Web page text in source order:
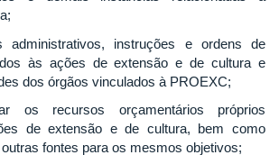
instruções e ordens de
às ações de extensão e de cultura e
dos órgãos vinculados à PROEXC;
os recursos orçamentários próprios
de extensão e de cultura, bem como
fontes para os mesmos objetivos;